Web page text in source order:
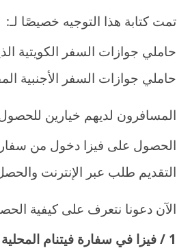
تمت كتابة هذا التوجيه خصيصًا لـ:
حاملي جوازات السفر الكويتية
حاملي جوازات السفر الأجنبية
المسافرون لديهم خيارين
الحصول على فيزا دخول من سفارة
التقديم طلب عبر الإنترنت
الآن دعونا نتعرف على كيفية
1 / فيزا في سفارة فيتنام المحلية في في الجابرية